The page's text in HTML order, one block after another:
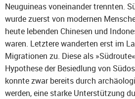
Neuguineas voneinander trennten.
wurde zuerst von modernen
heute lebenden Chinesen und
waren. Letztere wanderten erst im
Migrationen zu. Diese als
Hypothese der Besiedlung von
konnte zwar bereits durch
werden, eine starke Unterstützung